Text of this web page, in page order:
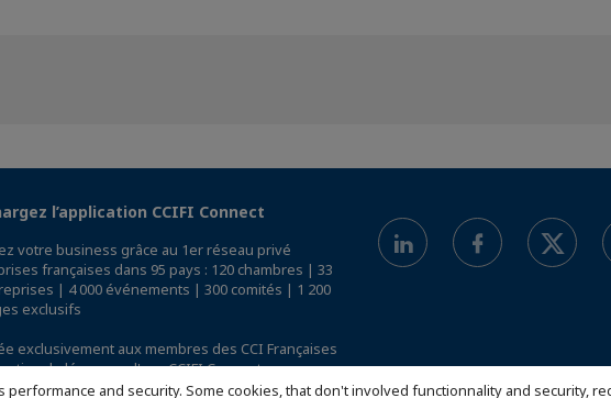
and security. Some cookies, that don't involved functionnality and security,
l’application CCIFI Connect
votre business grâce au 1er réseau privé
françaises dans 95 pays : 120 chambres | 33
| 4 000 événements | 300 comités | 1 200
exclusifs
exclusivement aux membres des CCI Françaises
découvrez l'app CCIFI Connect.